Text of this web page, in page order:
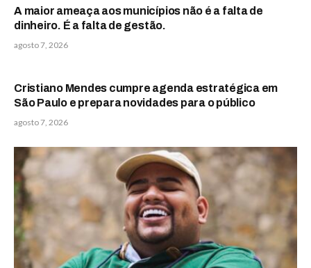
A maior ameaça aos municípios não é a falta de
dinheiro. É a falta de gestão.
agosto 7, 2026
Cristiano Mendes cumpre agenda estratégica em
São Paulo e prepara novidades para o público
agosto 7, 2026